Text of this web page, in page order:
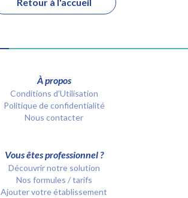
À propos
Conditions d’Utilisation
Politique de confidentialité
Nous contacter
Vous êtes professionnel ?
Découvrir notre solution
Nos formules / tarifs
Ajouter votre établissement